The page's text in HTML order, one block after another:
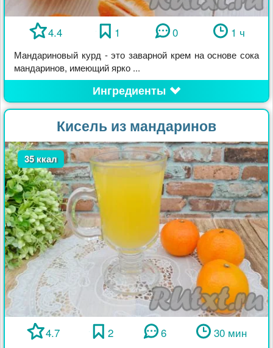
4.4 1 0 1 ч
Мандариновый курд - это заварной крем на основе сока
мандаринов, имеющий ярко ...
Ингредиенты
Кисель из мандаринов
35 ккал
4.7 2 6 30 мин